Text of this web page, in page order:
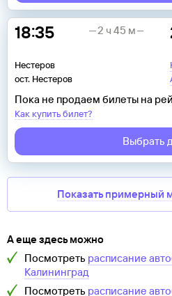
18:35
Нестеров
ост. Нестеров
2 ч 45 м
Пока не продаем билеты на
Как купить билет?
Выбрать
Показать примерный
А еще здесь можно
Посмотреть расписание
Калининград
Посмотреть расписание